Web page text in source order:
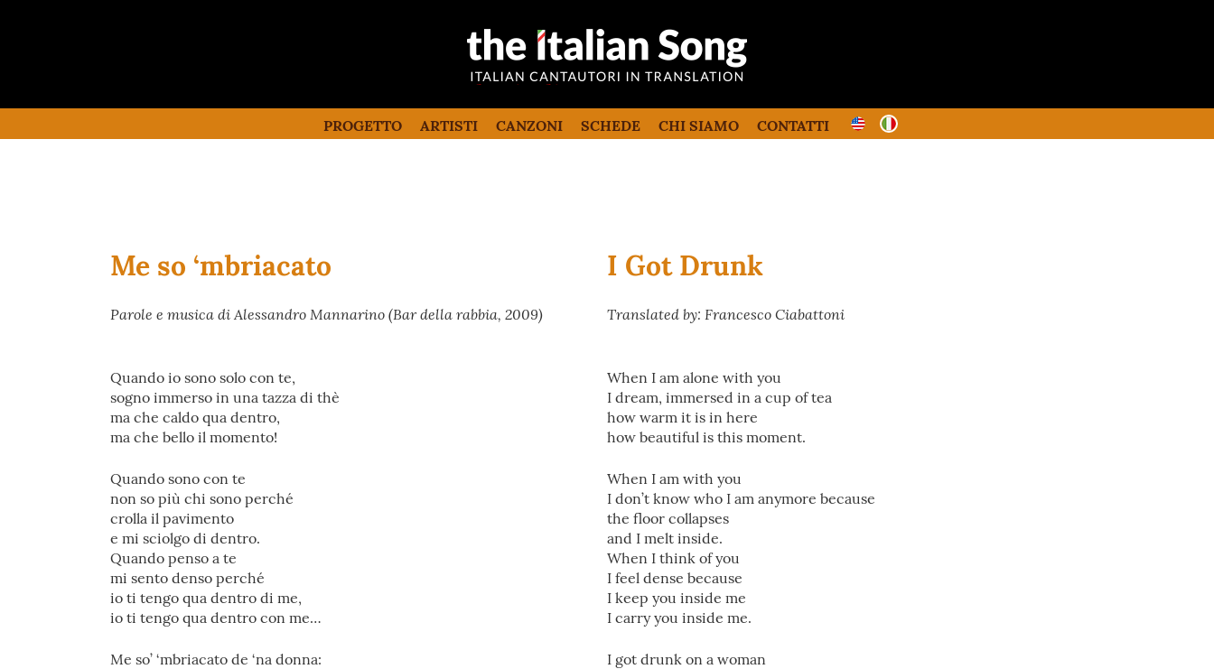
the italian song
PROGETTO ARTISTI CANZONI SCHEDE CHI SIAMO CONTATTI
Me so ‘mbriacato
Parole e musica di Alessandro Mannarino (Bar della rabbia, 2009)
Quando io sono solo con te,
sogno immerso in una tazza di thè
ma che caldo qua dentro,
ma che bello il momento!
Quando sono con te
non so più chi sono perché
crolla il pavimento
e mi sciolgo di dentro.
Quando penso a te
mi sento denso perché
io ti tengo qua dentro di me,
io ti tengo qua dentro con me…
Me so’ ‘mbriacato de ‘na donna:
I Got Drunk
Translated by: Francesco Ciabattoni
When I am alone with you
I dream, immersed in a cup of tea
how warm it is in here
how beautiful is this moment.
When I am with you
I don’t know who I am anymore because
the floor collapses
and I melt inside.
When I think of you
I feel dense because
I keep you inside me
I carry you inside me.
I got drunk on a woman